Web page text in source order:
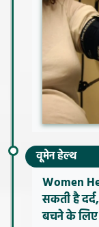
वूमेन हेल्थ
Women
सकती है
बचने के